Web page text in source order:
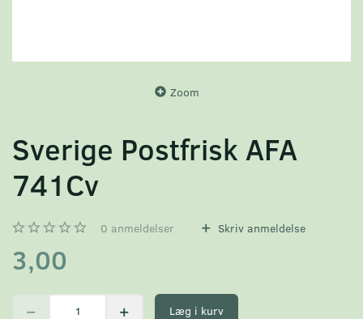
Zoom
Sverige Postfrisk AFA
741Cv
0 anmeldelser Skriv anmeldelse
3,00
Læg i kurv